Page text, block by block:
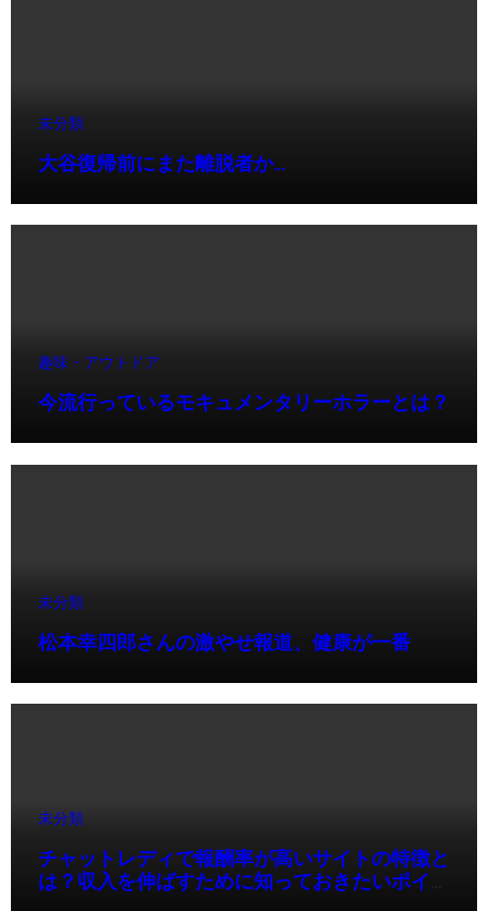
未分類
大谷復帰前にまた離脱者か…
趣味・アウトドア
今流行っているモキュメンタリーホラーとは？
未分類
松本幸四郎さんの激やせ報道、健康が一番
未分類
チャットレディで報酬率が高いサイトの特徴と
は？収入を伸ばすために知っておきたいポイン